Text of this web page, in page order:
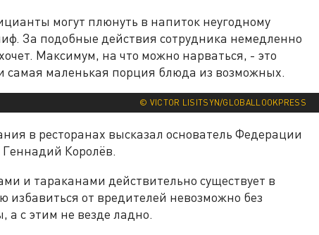
могут плюнуть в напиток неугодному
За подобные действия сотрудника немедленно
Максимум, на что можно нарваться, - это
самая маленькая порция блюда из возможных.
© VICTOR LISITSYN/GLOBALLOOKPRESS
в ресторанах высказал основатель Федерации
Геннадий Королёв.
и тараканами действительно существует в
избавиться от вредителей невозможно без
а с этим не везде ладно.